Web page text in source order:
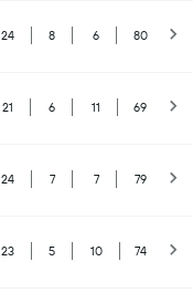
24 8 6 80
21 6 11 69
24 7 7 79
23 5 10 74